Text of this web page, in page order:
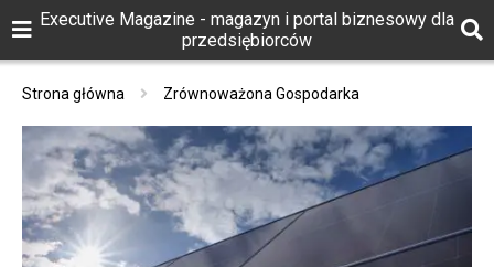
Executive Magazine - magazyn i portal biznesowy dla
przedsiębiorców
Strona główna Zrównoważona Gospodarka